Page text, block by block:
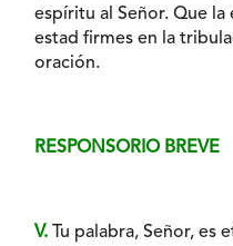
espíritu al Señor. Que la
estad firmes en la
oración.
RESPONSORIO BREVE
V. Tu palabra, Señor, es